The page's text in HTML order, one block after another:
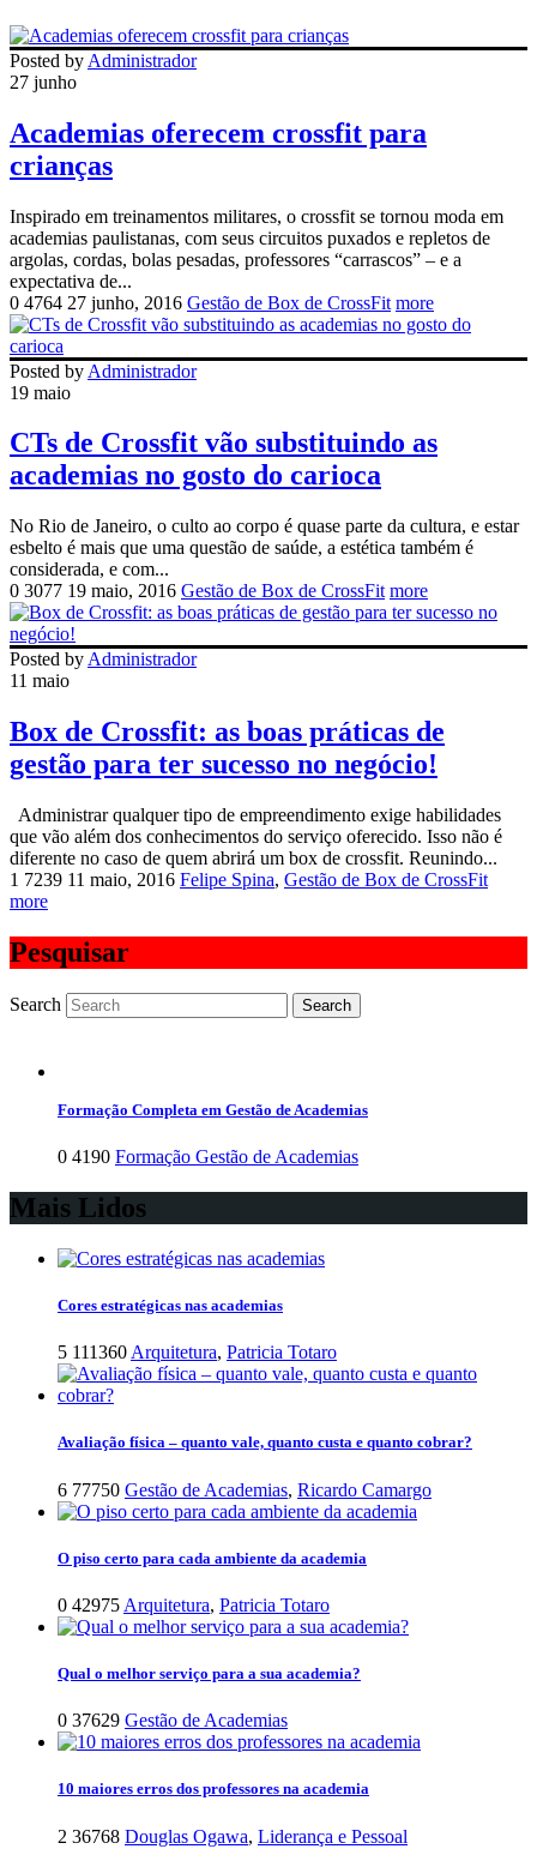
Posted by Administrador
27 junho
Academias oferecem crossfit para
crianças
Inspirado em treinamentos militares, o crossfit se tornou moda em
academias paulistanas, com seus circuitos puxados e repletos de
argolas, cordas, bolas pesadas, professores “carrascos” – e a
expectativa de...
0 4764 27 junho, 2016 Gestão de Box de CrossFit more
Posted by Administrador
19 maio
CTs de Crossfit vão substituindo as
academias no gosto do carioca
No Rio de Janeiro, o culto ao corpo é quase parte da cultura, e estar
esbelto é mais que uma questão de saúde, a estética também é
considerada, e com...
0 3077 19 maio, 2016 Gestão de Box de CrossFit more
Posted by Administrador
11 maio
Box de Crossfit: as boas práticas de
gestão para ter sucesso no negócio!
Administrar qualquer tipo de empreendimento exige habilidades
que vão além dos conhecimentos do serviço oferecido. Isso não é
diferente no caso de quem abrirá um box de crossfit. Reunindo...
1 7239 11 maio, 2016 Felipe Spina, Gestão de Box de CrossFit
more
Pesquisar
Search
Formação Completa em Gestão de Academias
0 4190 Formação Gestão de Academias
Mais Lidos
Cores estratégicas nas academias
5 111360 Arquitetura, Patricia Totaro
Avaliação física – quanto vale, quanto custa e quanto cobrar?
6 77750 Gestão de Academias, Ricardo Camargo
O piso certo para cada ambiente da academia
0 42975 Arquitetura, Patricia Totaro
Qual o melhor serviço para a sua academia?
0 37629 Gestão de Academias
10 maiores erros dos professores na academia
2 36768 Douglas Ogawa, Liderança e Pessoal